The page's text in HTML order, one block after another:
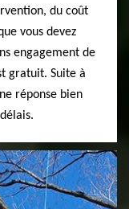
du coût
vous devez
engagement de
gratuit. Suite à
réponse bien